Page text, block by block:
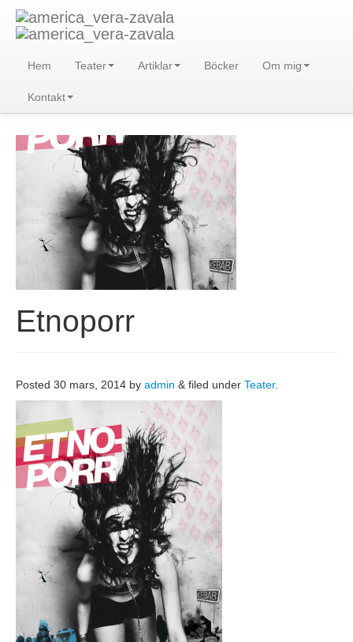
Hem Teater Artiklar Böcker Om mig
Kontakt
Etnoporr
Posted 30 mars, 2014 by admin & filed under Teater.